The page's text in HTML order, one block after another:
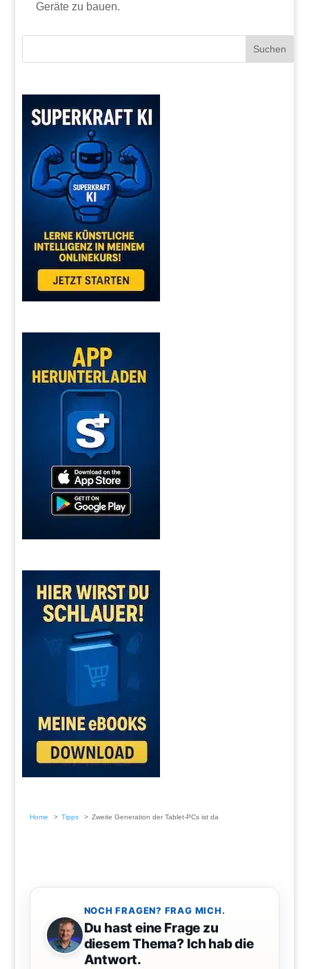
Geräte zu bauen.
Home Tipps Zweite Generation der Tablet-PCs ist da
NOCH FRAGEN? FRAG MICH.
Du hast eine Frage zu
diesem Thema? Ich hab die
Antwort.